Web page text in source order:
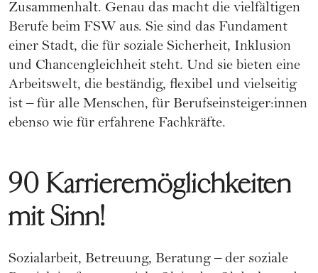
Zusammenhalt. Genau das macht die vielfältigen
Berufe beim FSW aus. Sie sind das Fundament
einer Stadt, die für soziale Sicherheit, Inklusion
und Chancengleichheit steht. Und sie bieten eine
Arbeitswelt, die beständig, flexibel und vielseitig
ist – für alle Menschen, für Berufseinsteiger:innen
ebenso wie für erfahrene Fachkräfte.
90 Karrieremöglichkeiten
mit Sinn!
Sozialarbeit, Betreuung, Beratung – der soziale